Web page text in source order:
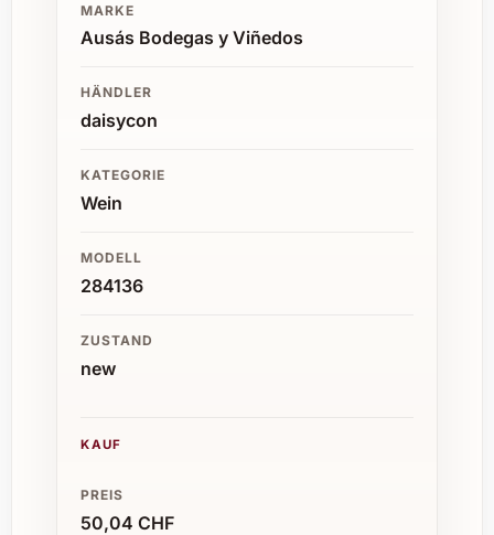
MARKE
Ausás Bodegas y Viñedos
HÄNDLER
daisycon
KATEGORIE
Wein
MODELL
284136
ZUSTAND
new
KAUF
PREIS
50,04 CHF